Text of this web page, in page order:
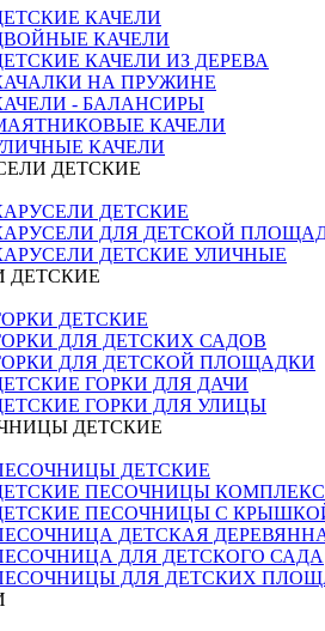
КАЧЕЛИ
КАЧЕЛИ
КАЧЕЛИ ИЗ ДЕРЕВА
НА ПРУЖИНЕ
- БАЛАНСИРЫ
КАЧЕЛИ
КАЧЕЛИ
ДЕТСКИЕ
ДЕТСКИЕ
ДЛЯ ДЕТСКОЙ
ДЕТСКИЕ УЛИЧНЫЕ
ДЕТСКИЕ
ДЕТСКИЕ
ДЛЯ ДЕТСКИХ САДОВ
ДЛЯ ДЕТСКОЙ ПЛОЩАДКИ
ГОРКИ ДЛЯ ДАЧИ
ГОРКИ ДЛЯ УЛИЦЫ
ДЕТСКИЕ
ДЕТСКИЕ
ПЕСОЧНИЦЫ
ПЕСОЧНИЦЫ С
ДЕТСКАЯ
ДЛЯ ДЕТСКОГО САДА
ДЛЯ ДЕТСКИХ